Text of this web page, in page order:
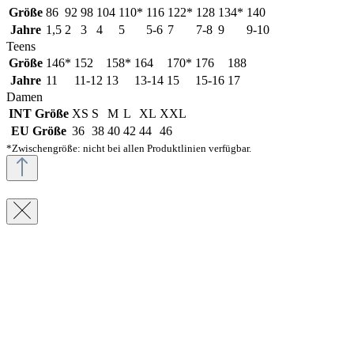
Größe 86 92 98 104 110* 116 122* 128 134* 140
Jahre 1,5 2 3 4 5 5-6 7 7-8 9
9-10
Teens
Größe 146* 152 158* 164 170* 176
188
Jahre 11 11-12 13 13-14 15 15-16 17
Damen
INT Größe XS S M L XL XXL
EU Größe 36 38 40 42 44 46
*Zwischengröße: nicht bei allen Produktlinien verfügbar.